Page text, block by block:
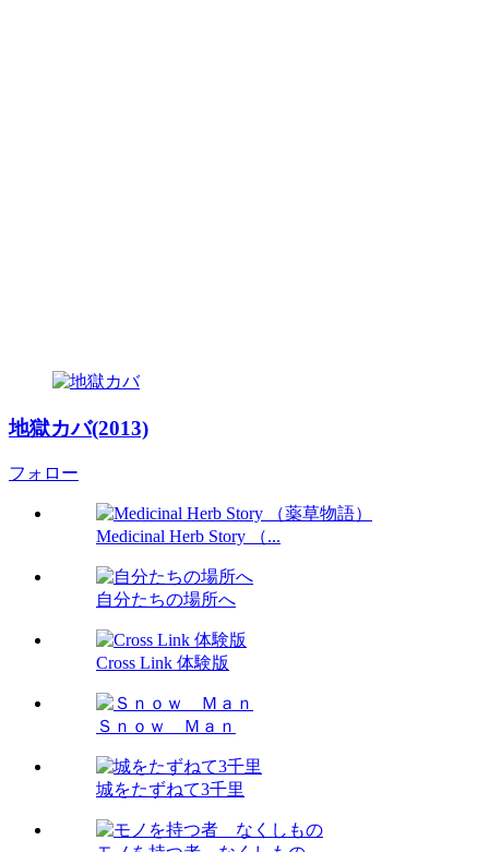
地獄カバ(2013)
フォロー
Medicinal Herb Story （...
自分たちの場所へ
Cross Link 体験版
Ｓｎｏｗ Ｍａｎ
城をたずねて3千里